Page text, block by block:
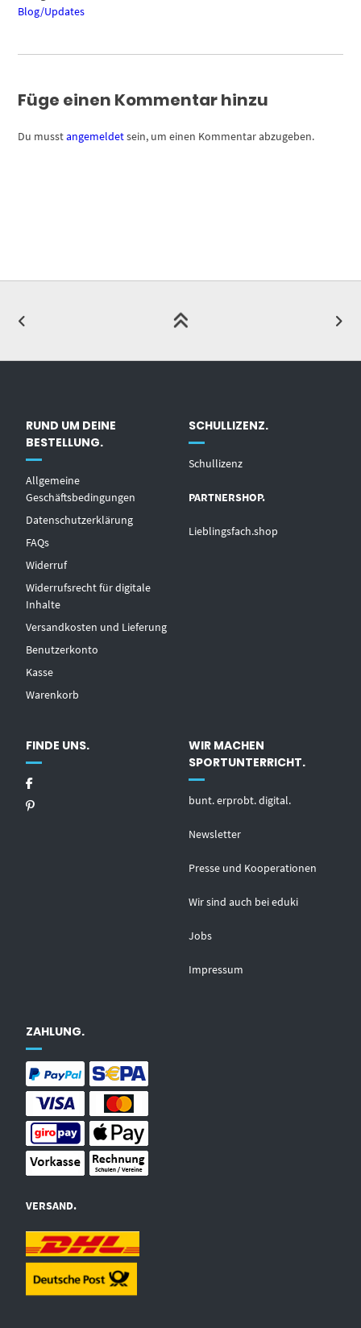
Blog/Updates
Füge einen Kommentar hinzu
Du musstangemeldetsein, um einen Kommentar abzugeben.
RUND UM DEINE
BESTELLUNG.
Allgemeine
Geschäftsbedingungen
Datenschutzerklärung
FAQs
Widerruf
Widerrufsrecht für digitale
Inhalte
Versandkosten und Lieferung
Benutzerkonto
Kasse
Warenkorb
SCHULLIZENZ.
Schullizenz
PARTNERSHOP.
Lieblingsfach.shop
FINDE UNS.
WIR MACHEN
SPORTUNTERRICHT.
bunt. erprobt. digital.
Newsletter
Presse und Kooperationen
Wir sind auch bei eduki
Jobs
Impressum
ZAHLUNG.
VERSAND.